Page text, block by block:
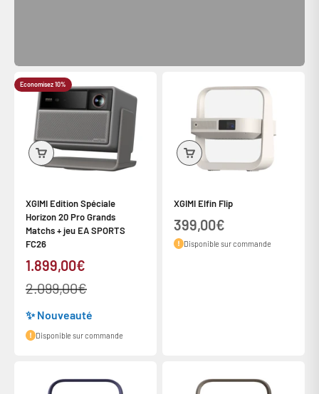
Economisez 10%
XGIMI Edition Spéciale
Horizon 20 Pro Grands
Matchs + jeu EA SPORTS
FC26
Prix de vente
1.899,00€
Prix normal
2.099,00€
✨ Nouveauté
Disponible sur commande
XGIMI Elfin Flip
Prix de vente
399,00€
Disponible sur commande